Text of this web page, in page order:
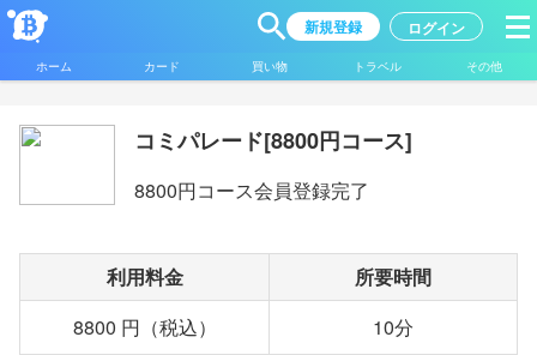
新規登録 ログイン
ホーム カード 買い物 トラベル その他
コミパレード[8800円コース]
8800円コース会員登録完了
利用料金
所要時間
8800 円（税込）
10分